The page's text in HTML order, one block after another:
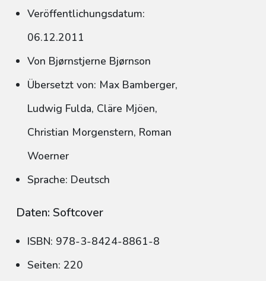
Veröffentlichungsdatum:
06.12.2011
Von Bjørnstjerne Bjørnson
Übersetzt von: Max Bamberger,
Ludwig Fulda, Cläre Mjöen,
Christian Morgenstern, Roman
Woerner
Sprache: Deutsch
Daten: Softcover
ISBN: 978-3-8424-8861-8
Seiten: 220